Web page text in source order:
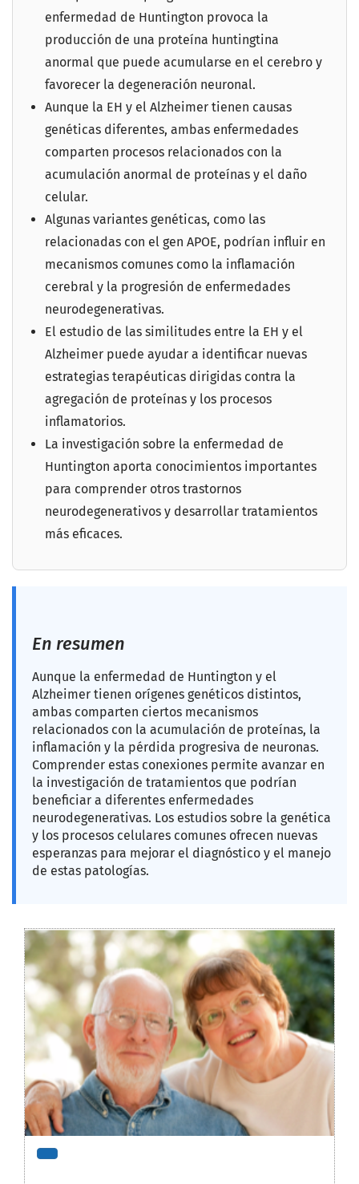
enfermedad de Huntington provoca la
producción de una proteína huntingtina
anormal que puede acumularse en el cerebro y
favorecer la degeneración neuronal.
Aunque la EH y el Alzheimer tienen causas
genéticas diferentes, ambas enfermedades
comparten procesos relacionados con la
acumulación anormal de proteínas y el daño
celular.
Algunas variantes genéticas, como las
relacionadas con el gen APOE, podrían influir en
mecanismos comunes como la inflamación
cerebral y la progresión de enfermedades
neurodegenerativas.
El estudio de las similitudes entre la EH y el
Alzheimer puede ayudar a identificar nuevas
estrategias terapéuticas dirigidas contra la
agregación de proteínas y los procesos
inflamatorios.
La investigación sobre la enfermedad de
Huntington aporta conocimientos importantes
para comprender otros trastornos
neurodegenerativos y desarrollar tratamientos
más eficaces.
En resumen
Aunque la enfermedad de Huntington y el
Alzheimer tienen orígenes genéticos distintos,
ambas comparten ciertos mecanismos
relacionados con la acumulación de proteínas, la
inflamación y la pérdida progresiva de neuronas.
Comprender estas conexiones permite avanzar en
la investigación de tratamientos que podrían
beneficiar a diferentes enfermedades
neurodegenerativas. Los estudios sobre la genética
y los procesos celulares comunes ofrecen nuevas
esperanzas para mejorar el diagnóstico y el manejo
de estas patologías.